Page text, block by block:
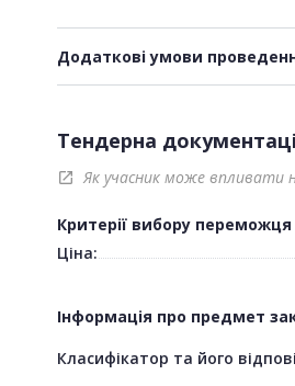
Додаткові умови
Тендерна
open_in_new Як учасник може впливати
Критерії вибору переможця
Ціна:
Інформація про предмет
Класифікатор та його